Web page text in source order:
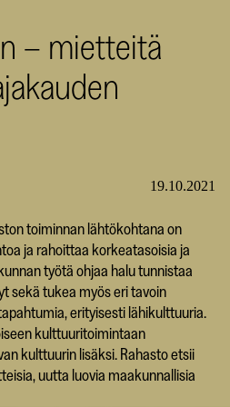
– mietteitä
19.10.2021
toiminnan lähtökohtana on
ja rahoittaa korkeatasoisia ja
työtä ohjaa halu tunnistaa
sekä tukea myös eri tavoin
erityisesti lähikulttuuria.
kulttuuritoimintaan
kulttuurin lisäksi. Rahasto etsii
uutta luovia maakunnallisia